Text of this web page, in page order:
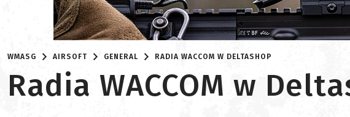
WMASG AIRSOFT GENERAL RADIA WACCOM W DELTASHOP
Radia WACCOM w